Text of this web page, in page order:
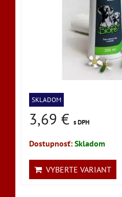
SKLADOM
3,69 € s DPH
Dostupnosť: Skladom
VYBERTE VARIANT